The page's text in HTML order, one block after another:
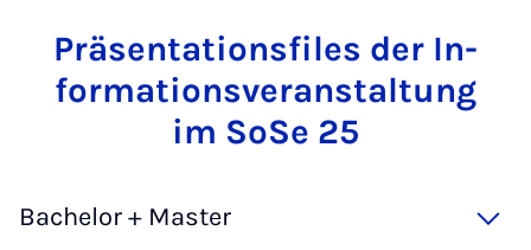
Präsent­a­tionsfiles der In­
form­a­tions­ver­an­stal­tung
im SoSe 25
Bachelor + Master